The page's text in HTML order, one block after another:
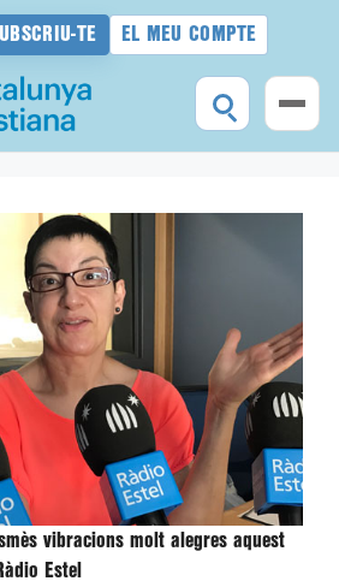
TE EL MEU COMPTE
vibracions molt alegres aquest
Estel